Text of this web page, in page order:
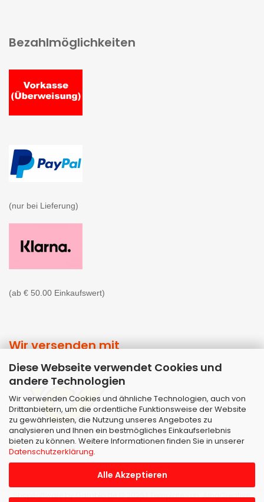
Diese Webseite verwendet Cookies und
andere Technologien
Wir verwenden Cookies und ähnliche Technologien, auch von
Drittanbietern, um die ordentliche Funktionsweise der Website
zu gewährleisten, die Nutzung unseres Angebotes zu
analysieren und Ihnen ein bestmögliches Einkaufserlebnis
bieten zu können. Weitere Informationen finden Sie in unserer
Datenschutzerklärung.
Alle Akzeptieren
Bezahlmöglichkeiten
(nur bei Lieferung)
(ab € 50.00 Einkaufswert)
Wir versenden mit
Shopsoftwareby Gambio.de © 2026 | Template vonJungCreative.